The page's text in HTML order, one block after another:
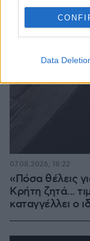
Data
«Πόσα θέλεις
Κρήτη ζητά...
καταγγέλλει ο
07.08.2026, 18:22